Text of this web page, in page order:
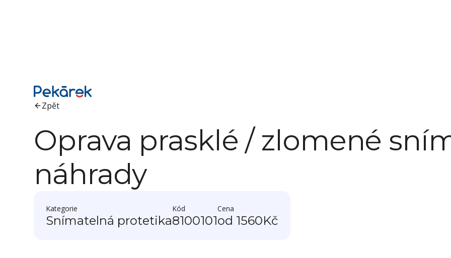
Zpět
Oprava prasklé / zlomené
náhrady
Kategorie
Snímatelná protetika
Kód
8100101
Cena
od 1560Kč